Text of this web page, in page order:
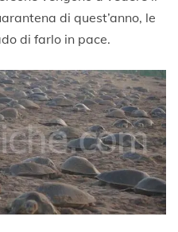
di quest’anno, le
di farlo in pace.